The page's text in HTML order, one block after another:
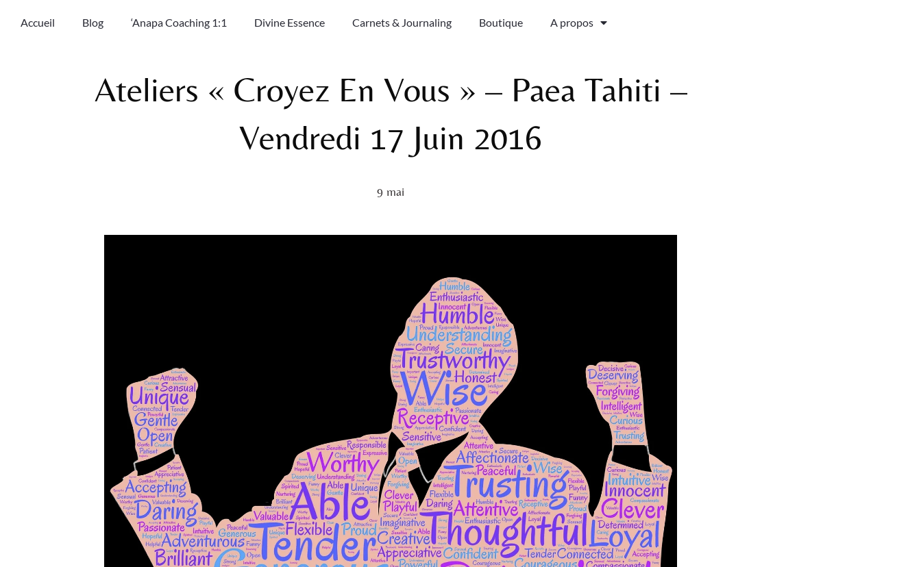
Accueil Blog ‘Anapa Coaching 1:1 Divine Essence Carnets & Journaling Boutique A propos
Ateliers « Croyez En Vous » – Paea Tahiti –
Vendredi 17 Juin 2016
9 mai